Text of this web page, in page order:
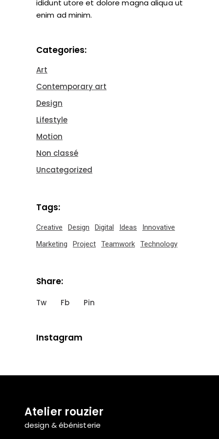
ididunt utore et dolore magna aliqua ut
enim ad minim.
Categories:
Art
Contemporary art
Design
Lifestyle
Motion
Non classé
Uncategorized
Tags:
Creative Design Digital Ideas
Innovative
Marketing
Project Teamwork Technology
Share:
Tw Fb Pin
Instagram
Atelier rouzier
design & ébénisterie